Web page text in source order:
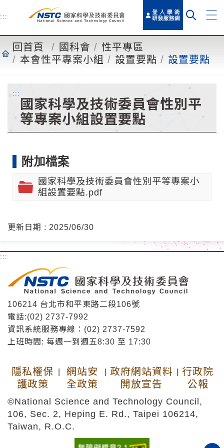
主
容
:::
回首頁 國科會
性平專區
本會性平專案小組
設置要點 設置要點
:::
國家科學及技術委員會性別平
等專案小組設置要點
附加檔案
國家科學及技術委員會性別平等專案小
組設置要點.pdf
更新日期 : 2025/06/30
:::
106214 台北市和平東路二段106號
電話:(02) 2737-7992
資訊系統服務專線：(02) 2737-7592
上班時間: 每週一到週五8:30 至 17:30
隱私權保
護政策
網站安
全政策
政府網站資料
開放宣告
行政院
公報
©National Science and Technology Council,
106, Sec. 2, Heping E. Rd., Taipei 106214,
Taiwan, R.O.C.